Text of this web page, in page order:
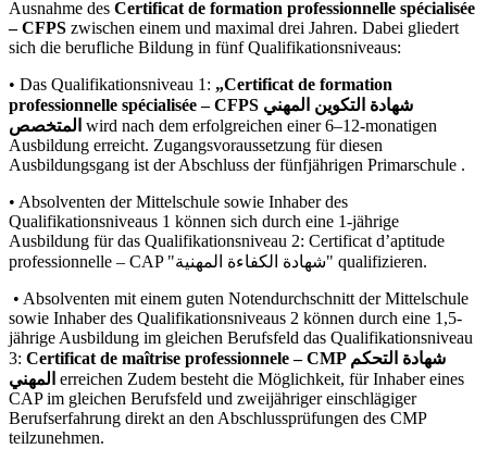
Ausnahme des Certificat de formation professionnelle spécialisée
– CFPS zwischen einem und maximal drei Jahren. Dabei gliedert
sich die berufliche Bildung in fünf Qualifikationsniveaus:
• Das Qualifikationsniveau 1: „Certificat de formation
professionnelle spécialisée – CFPS شهادة التكوين المهني
المتخصص wird nach dem erfolgreichen einer 6–12-monatigen
Ausbildung erreicht. Zugangsvoraussetzung für diesen
Ausbildungsgang ist der Abschluss der fünfjährigen Primarschule .
• Absolventen der Mittelschule sowie Inhaber des
Qualifikationsniveaus 1 können sich durch eine 1-jährige
Ausbildung für das Qualifikationsniveau 2: Certificat d’aptitude
professionnelle – CAP "شهادة الكفاءة المهنية" qualifizieren.
• Absolventen mit einem guten Notendurchschnitt der Mittelschule
sowie Inhaber des Qualifikationsniveaus 2 können durch eine 1,5-
jährige Ausbildung im gleichen Berufsfeld das Qualifikationsniveau
3: Certificat de maîtrise professionnele – CMP شهادة التحكم
المهني erreichen Zudem besteht die Möglichkeit, für Inhaber eines
CAP im gleichen Berufsfeld und zweijähriger einschlägiger
Berufserfahrung direkt an den Abschlussprüfungen des CMP
teilzunehmen.